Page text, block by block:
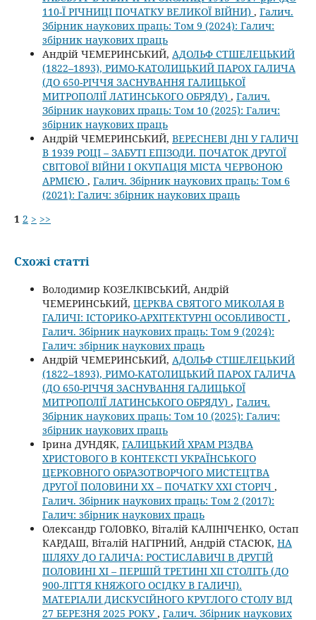
110-Ї РІЧНИЦІ ПОЧАТКУ ВЕЛИКОЇ ВІЙНИ) , Галич.
Збірник наукових праць: Том 9 (2024): Галич:
збірник наукових праць
Андрій ЧЕМЕРИНСЬКИЙ, АДОЛЬФ СТШЕЛЕЦЬКИЙ
(1822–1893), РИМО-КАТОЛИЦЬКИЙ ПАРОХ ГАЛИЧА
(ДО 650-РІЧЧЯ ЗАСНУВАННЯ ГАЛИЦЬКОЇ
МИТРОПОЛІЇ ЛАТИНСЬКОГО ОБРЯДУ) , Галич.
Збірник наукових праць: Том 10 (2025): Галич:
збірник наукових праць
Андрій ЧЕМЕРИНСЬКИЙ, ВЕРЕСНЕВІ ДНІ У ГАЛИЧІ
В 1939 РОЦІ – ЗАБУТІ ЕПІЗОДИ. ПОЧАТОК ДРУГОЇ
СВІТОВОЇ ВІЙНИ І ОКУПАЦІЯ МІСТА ЧЕРВОНОЮ
АРМІЄЮ , Галич. Збірник наукових праць: Том 6
(2021): Галич: збірник наукових праць
1 2 > >>
Схожі статті
Володимир КОЗЕЛКІВСЬКИЙ, Андрій
ЧЕМЕРИНСЬКИЙ, ЦЕРКВА СВЯТОГО МИКОЛАЯ В
ГАЛИЧІ: ІСТОРИКО-АРХІТЕКТУРНІ ОСОБЛИВОСТІ ,
Галич. Збірник наукових праць: Том 9 (2024):
Галич: збірник наукових праць
Андрій ЧЕМЕРИНСЬКИЙ, АДОЛЬФ СТШЕЛЕЦЬКИЙ
(1822–1893), РИМО-КАТОЛИЦЬКИЙ ПАРОХ ГАЛИЧА
(ДО 650-РІЧЧЯ ЗАСНУВАННЯ ГАЛИЦЬКОЇ
МИТРОПОЛІЇ ЛАТИНСЬКОГО ОБРЯДУ) , Галич.
Збірник наукових праць: Том 10 (2025): Галич:
збірник наукових праць
Ірина ДУНДЯК, ГАЛИЦЬКИЙ ХРАМ РІЗДВА
ХРИСТОВОГО В КОНТЕКСТІ УКРАЇНСЬКОГО
ЦЕРКОВНОГО ОБРАЗОТВОРЧОГО МИСТЕЦТВА
ДРУГОЇ ПОЛОВИНИ ХХ – ПОЧАТКУ ХХІ СТОРІЧ ,
Галич. Збірник наукових праць: Том 2 (2017):
Галич: збірник наукових праць
Олександр ГОЛОВКО, Віталій КАЛІНІЧЕНКО, Остап
КАРДАШ, Віталій НАГІРНИЙ, Андрій СТАСЮК, НА
ШЛЯХУ ДО ГАЛИЧА: РОСТИСЛАВИЧІ В ДРУГІЙ
ПОЛОВИНІ ХІ – ПЕРШІЙ ТРЕТИНІ ХІІ СТОЛІТЬ (ДО
900-ЛІТТЯ КНЯЖОГО ОСІДКУ В ГАЛИЧІ).
МАТЕРІАЛИ ДИСКУСІЙНОГО КРУГЛОГО СТОЛУ ВІД
27 БЕРЕЗНЯ 2025 РОКУ, Галич. Збірник наукових